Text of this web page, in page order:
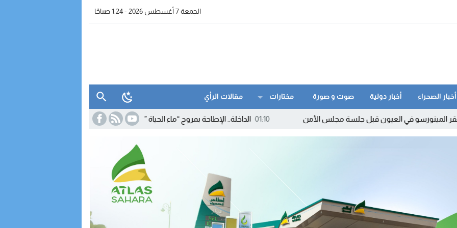
الجمعة 7 أغسطس 2026 - 1:24 صباحًا
أخبار الصحراء أخبار دولية صوت و صورة مختارات مقالات الرأي
01:10 الداخلة.. الإطاحة بمروج “ماء الحياة ” وحجز معدات للتقطير 19:39 برنامج شتوي غير مسبوق في العيون قبل جلسة مجلس الأمن